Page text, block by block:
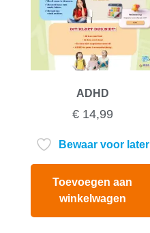
ADHD
€14,99
Bewaar voor later
Toevoegen aan
winkelwagen